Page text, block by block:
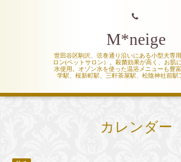
M*neige
世田谷区駒沢、弦巻通り沿いにある小型犬専
ロン(ペットサロン）。殺菌効果が高く、お肌
水使用。オゾン水を使った温浴メニューも豊
学駅、桜新町駅、三軒茶屋駅、松陰神社前駅
カレンダー